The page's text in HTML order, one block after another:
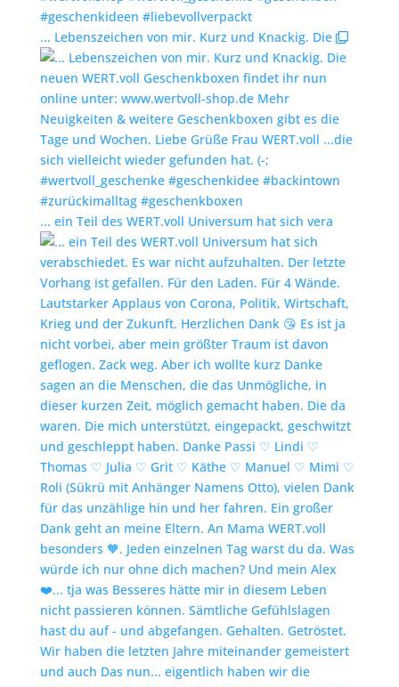
... Lebenszeichen von mir. Kurz und Knackig. Die
... ein Teil des WERT.voll Universum hat sich vera